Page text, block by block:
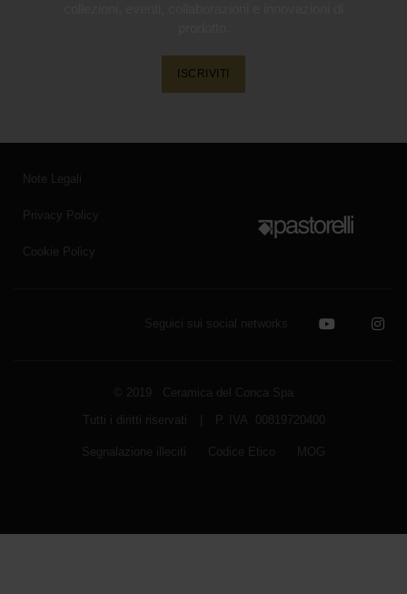
ISCRIVITI
Note Legali
Privacy Policy
Cookie Policy
Seguici sui social networks
© 2019 Ceramica del Conca Spa
Tutti i diritti riservati
P. IVA 00819720400
Segnalazione illeciti Codice Etico MOG